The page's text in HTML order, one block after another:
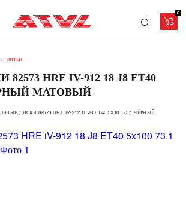
0
- ЛИТЫЕ
HRE IV-912 18 J8 ET40
МАТОВЫЙ
ЛИТЫЕ ДИСКИ 82573 HRE IV-912 18 J8 ET40 5X100 73.1 ЧЁРНЫЙ